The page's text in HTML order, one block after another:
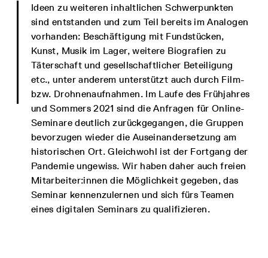
Ideen zu weiteren inhaltlichen Schwerpunkten
sind entstanden und zum Teil bereits im Analogen
vorhanden: Beschäftigung mit Fundstücken,
Kunst, Musik im Lager, weitere Biografien zu
Täterschaft und gesellschaftlicher Beteiligung
etc., unter anderem unterstützt auch durch Film-
bzw. Drohnenaufnahmen. Im Laufe des Frühjahres
und Sommers 2021 sind die Anfragen für Online-
Seminare deutlich zurückgegangen, die Gruppen
bevorzugen wieder die Auseinandersetzung am
historischen Ort. Gleichwohl ist der Fortgang der
Pandemie ungewiss. Wir haben daher auch freien
Mitarbeiter:innen die Möglichkeit gegeben, das
Seminar kennenzulernen und sich fürs Teamen
eines digitalen Seminars zu qualifizieren.